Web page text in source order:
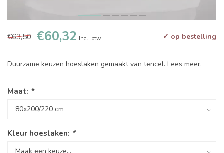
€63,50 €60,32 Incl. btw ✓ op bestelling
Duurzame keuzen hoeslaken gemaakt van tencel. Lees meer.
Maat: *
Kleur hoeslaken: *